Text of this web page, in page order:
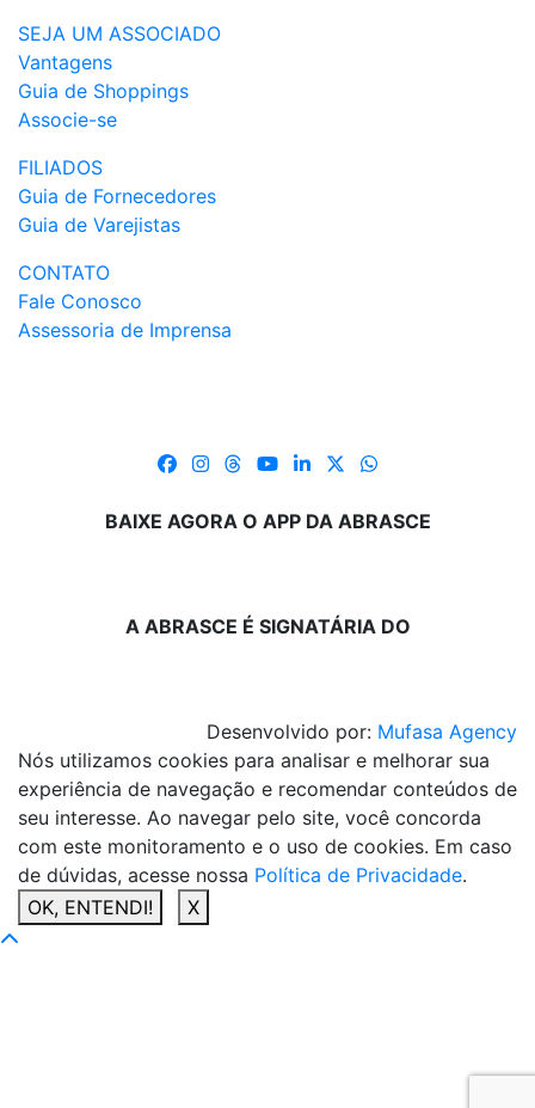
SEJA UM ASSOCIADO
Vantagens
Guia de Shoppings
Associe-se
FILIADOS
Guia de Fornecedores
Guia de Varejistas
CONTATO
Fale Conosco
Assessoria de Imprensa
BAIXE AGORA O APP DA ABRASCE
A ABRASCE É SIGNATÁRIA DO
Desenvolvido por: Mufasa Agency
Nós utilizamos cookies para analisar e melhorar sua
experiência de navegação e recomendar conteúdos de
seu interesse. Ao navegar pelo site, você concorda
com este monitoramento e o uso de cookies. Em caso
de dúvidas, acesse nossa Política de Privacidade.
OK, ENTENDI!
X